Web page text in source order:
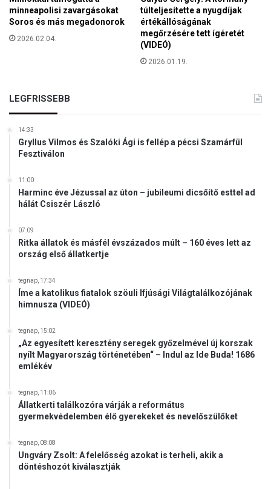
r
i
P
minneapolisi zavargásokat
Soros és más megadonorok
2026.02.04.
túlteljesítette a nyugdíjak
értékállóságának
megőrzésére tett ígéretét
(VIDEÓ)
2026.01.19.
LEGFRISSEBB
14:33
Gryllus Vilmos és Szalóki Ági is fellép a pécsi Szamárfül
Fesztiválon
11:00
Harminc éve Jézussal az úton – jubileumi dicsőítő esttel ad
hálát Csiszér László
07:09
Ritka állatok és másfél évszázados múlt – 160 éves lett az
ország első állatkertje
tegnap, 17:34
Íme a katolikus fiatalok szöuli Ifjúsági Világtalálkozójának
himnusza (VIDEÓ)
tegnap, 15:02
„Az egyesített keresztény seregek győzelmével új korszak
nyílt Magyarország történetében“ – Indul az Ide Buda! 1686
emlékév
tegnap, 11:06
Állatkerti találkozóra várják a református
gyermekvédelemben élő gyerekeket és nevelőszülőket
tegnap, 08:08
Ungváry Zsolt: A felelősség azokat is terheli, akik a
döntéshozót kiválasztják